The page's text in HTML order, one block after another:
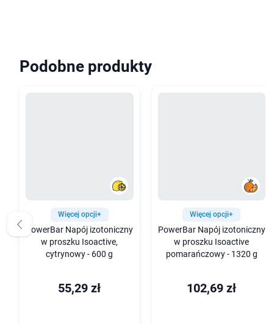
Podobne produkty
Więcej opcji+
PowerBar Napój izotoniczny
w proszku Isoactive,
cytrynowy - 600 g
55,29 zł
Więcej opcji+
PowerBar Napój izotoniczny
w proszku Isoactive
pomarańczowy - 1320 g
102,69 zł